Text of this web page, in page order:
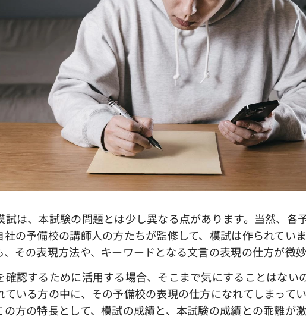
は、本試験の問題とは少し異なる点があります。当然、各
社の予備校の講師人の方たちが監修して、模試は作られてい
、その表現方法や、キーワードとなる文言の表現の仕方が微妙
認するために活用する場合、そこまで気にすることはない
ている方の中に、その予備校の表現の仕方になれてしまって
の方の特長として、模試の成績と、本試験の成績との乖離が激